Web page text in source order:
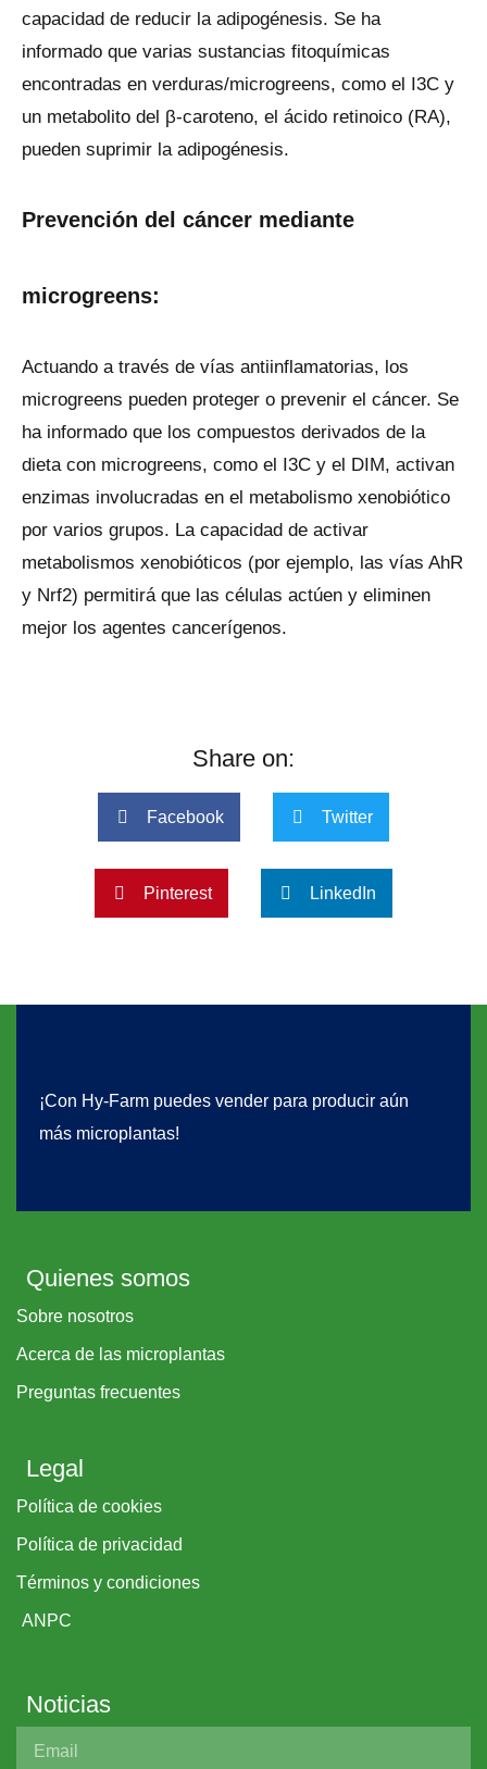
capacidad de reducir la adipogénesis. Se ha
informado que varias sustancias fitoquímicas
encontradas en verduras/microgreens, como el I3C y
un metabolito del β-caroteno, el ácido retinoico (RA),
pueden suprimir la adipogénesis.
Prevención del cáncer mediante
microgreens:
Actuando a través de vías antiinflamatorias, los
microgreens pueden proteger o prevenir el cáncer. Se
ha informado que los compuestos derivados de la
dieta con microgreens, como el I3C y el DIM, activan
enzimas involucradas en el metabolismo xenobiótico
por varios grupos. La capacidad de activar
metabolismos xenobióticos (por ejemplo, las vías AhR
y Nrf2) permitirá que las células actúen y eliminen
mejor los agentes cancerígenos.
Share on:
Facebook Twitter
Pinterest LinkedIn
¡Con Hy-Farm puedes vender para producir aún
más microplantas!
Quienes somos
Sobre nosotros
Acerca de las microplantas
Preguntas frecuentes
Legal
Política de cookies
Política de privacidad
Términos y condiciones
ANPC
Noticias